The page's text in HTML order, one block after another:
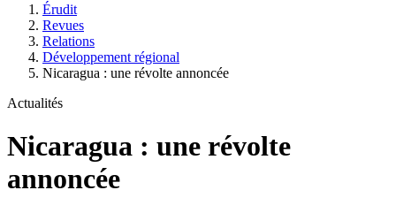
Érudit
Revues
Relations
Développement régional
Nicaragua : une révolte annoncée
Actualités
Nicaragua : une révolte
annoncée